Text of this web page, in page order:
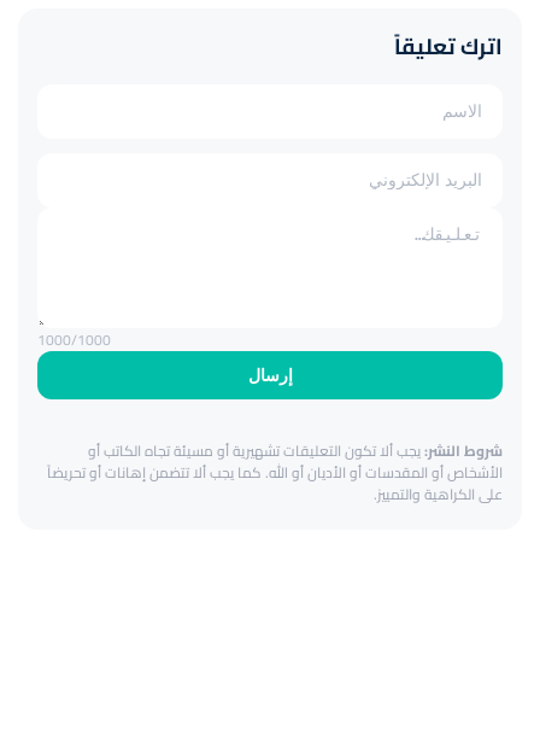
اترك تعليقاً
إرسال
1000/1000
شروط النشر:يجب ألا تكون التعليقات تشهيرية أو مسيئة تجاه الكاتب أو
الأشخاص أو المقدسات أو الأديان أو الله. كما يجب ألا تتضمن إهانات أو تحريضاً
على الكراهية والتمييز.